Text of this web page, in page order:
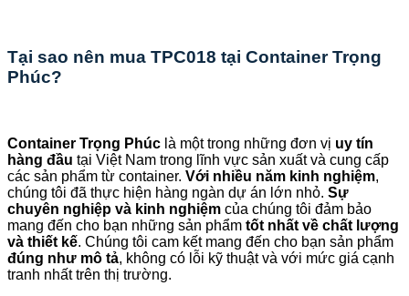
Tại sao nên mua TPC018 tại Container Trọng
Phúc?
Container Trọng Phúc là một trong những đơn vị uy tín
hàng đầu tại Việt Nam trong lĩnh vực sản xuất và cung cấp
các sản phẩm từ container. Với nhiều năm kinh nghiệm,
chúng tôi đã thực hiện hàng ngàn dự án lớn nhỏ. Sự
chuyên nghiệp và kinh nghiệm của chúng tôi đảm bảo
mang đến cho bạn những sản phẩm tốt nhất về chất lượng
và thiết kế. Chúng tôi cam kết mang đến cho bạn sản phẩm
đúng như mô tả, không có lỗi kỹ thuật và với mức giá cạnh
tranh nhất trên thị trường.